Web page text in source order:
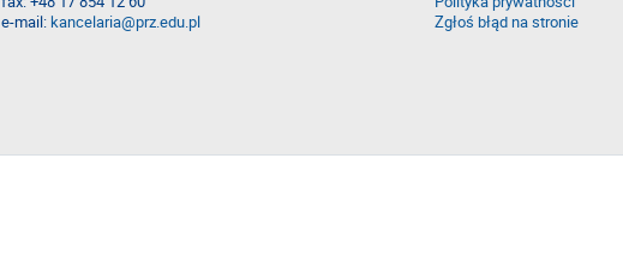
e-mail:kancelaria@prz.edu.pl
Zgłoś błąd na stronie